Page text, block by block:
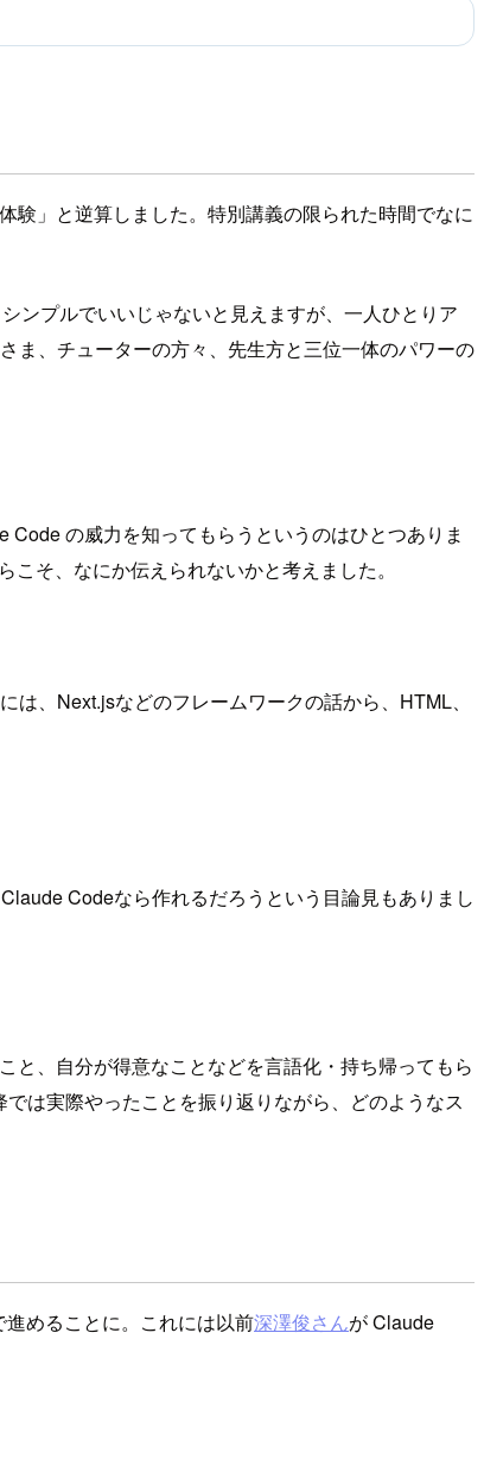
験」と逆算しました。特別講義の限られた時間でなに
ンプルでいいじゃないと見えますが、一人ひとりア
ま、チューターの方々、先生方と三位一体のパワーの
の威力を知ってもらうというのはひとつありま
そ、なにか伝えられないかと考えました。
、Next.jsなどのフレームワークの話から、HTML、
Codeなら作れるだろうという目論見もありまし
と、自分が得意なことなどを言語化・持ち帰ってもら
は実際やったことを振り返りながら、どのようなス
進めることに。これには以前深澤俊さんが Claude